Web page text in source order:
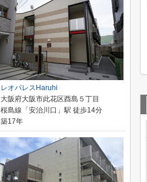
レオパレスHaruhi
大阪府大阪市此花区酉島５丁目
桜島線「安治川口」駅 徒歩14分
築17年